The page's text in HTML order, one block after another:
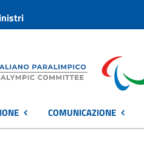
COMUNICAZIONE